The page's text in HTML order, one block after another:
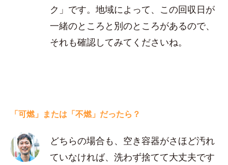
ク」です。地域によって、この回収日が
一緒のところと別のところがあるので、
それも確認してみてくださいね。
「可燃」または「不燃」だったら？
どちらの場合も、空き容器がさほど汚れ
ていなければ、洗わず捨てて大丈夫です